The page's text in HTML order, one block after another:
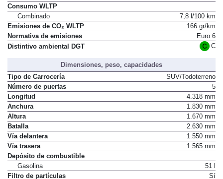
Velocidad máxima
Consumo WLTP
Combinado
7,8 l/100 km
Emisiones de CO₂ WLTP
166 gr/km
Normativa de emisiones
Euro 6
Dimensiones, peso, capacidades
Tipo de Carrocería
SUV/Todoterreno
Número de puertas
5
Longitud
4.318 mm
Anchura
1.830 mm
Altura
1.670 mm
Batalla
2.630 mm
Vía delantera
1.550 mm
Vía trasera
Depósito de combustible
Gasolina
51 l